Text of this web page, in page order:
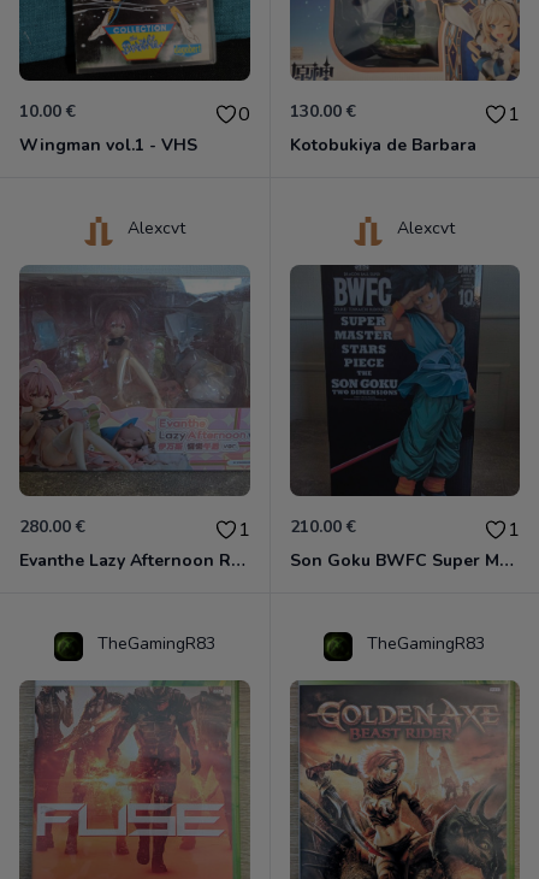
10.00 € 0
Wingman vol.1 - VHS
130.00 € 1
Kotobukiya de Barbara
Alexcvt
280.00 € 1
Evanthe Lazy Afternoon Red Pride of Eden
Alexcvt
210.00 € 1
Son Goku BWFC Super Master Stars
TheGamingR83 TheGamingR83